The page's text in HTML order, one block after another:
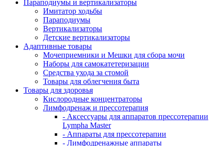
Параподиумы и вертикализаторы
Имитатор ходьбы
Параподиумы
Вертикализаторы
Детские вертикализаторы
Адаптивные товары
Мочеприемники и Мешки для сбора мочи
Наборы для самокатетеризации
Средства ухода за стомой
Товары для облегчения быта
Товары для здоровья
Кислородные концентраторы
Лимфодренаж и прессотерапия
- Аксессуары для аппаратов прессотерапии
Lympha Master
- Аппараты для прессотерапии
- Лимфодренажные аппараты